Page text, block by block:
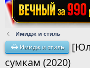
Имидж и стиль
Имидж и стиль
сумкам (2020)